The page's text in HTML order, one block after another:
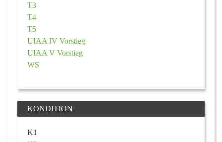
T3
T4
T5
UIAA IV Vorstieg
UIAA V Vorstieg
WS
KONDITION
K1